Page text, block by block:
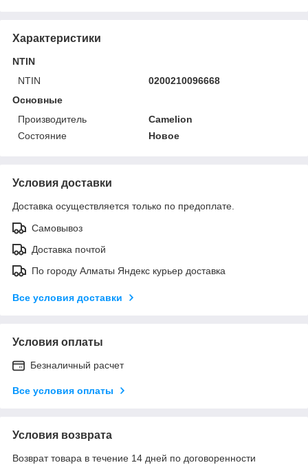
Характеристики
NTIN
NTIN
0200210096668
Основные
Производитель
Camelion
Состояние
Новое
Условия доставки
Доставка осуществляется только по предоплате.
Самовывоз
Доставка почтой
По городу Алматы Яндекс курьер доставка
Все условия доставки
Условия оплаты
Безналичный расчет
Все условия оплаты
Условия возврата
Возврат товара в течение 14 дней по договоренности